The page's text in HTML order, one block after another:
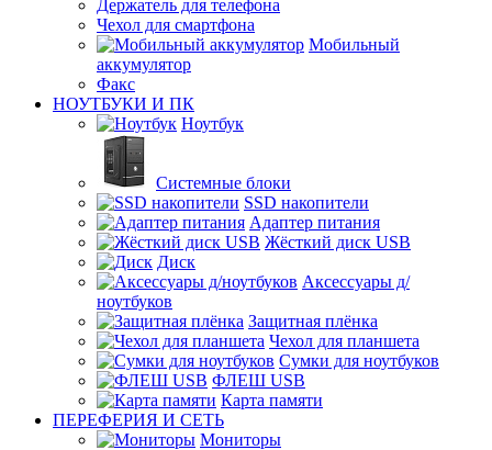
Держатель для телефона
Чехол для смартфона
Мобильный
аккумулятор
Факс
НОУТБУКИ И ПК
Ноутбук
Системные блоки
SSD накопители
Адаптер питания
Жёсткий диск USB
Диск
Аксессуары д/
ноутбуков
Защитная плёнка
Чехол для планшета
Сумки для ноутбуков
ФЛЕШ USB
Карта памяти
ПЕРЕФЕРИЯ И СЕТЬ
Мониторы